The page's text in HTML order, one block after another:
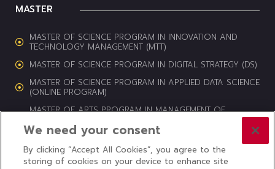
MASTER
MASTER OF SCIENCE PROGRAM IN INNOVATION AND
TECHNOLOGY MANAGEMENT (MTT)
MASTER OF SCIENCE PROGRAM IN DIGITAL STRATEGY (DS)
MASTER OF SCIENCE PROGRAM IN APPLIED DATA SCIENCE
(ONLINE PROGRAM)
MASTER OF ARTS PROGRAM IN MANAGEMENT OF
We need your consent
By clicking “Accept All Cookies”, you agree to the
storing of cookies on your device to enhance site